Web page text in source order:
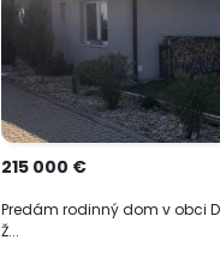
215 000 €
Predám rodinný dom v obci
Ž...